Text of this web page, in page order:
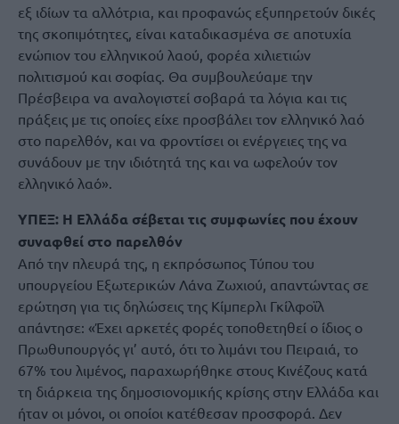
εξ ιδίων τα αλλότρια, και προφανώς εξυπηρετούν δικές
της σκοπιμότητες, είναι καταδικασμένα σε αποτυχία
ενώπιον του ελληνικού λαού, φορέα χιλιετιών
πολιτισμού και σοφίας. Θα συμβουλεύαμε την
Πρέσβειρα να αναλογιστεί σοβαρά τα λόγια και τις
πράξεις με τις οποίες είχε προσβάλει τον ελληνικό λαό
στο παρελθόν, και να φροντίσει οι ενέργειες της να
συνάδουν με την ιδιότητά της και να ωφελούν τον
ελληνικό λαό».
ΥΠΕΞ: Η Ελλάδα σέβεται τις συμφωνίες που έχουν
συναφθεί στο παρελθόν
Από την πλευρά της, η εκπρόσωπος Τύπου του
υπουργείου Εξωτερικών Λάνα Ζωχιού, απαντώντας σε
ερώτηση για τις δηλώσεις της Κίμπερλι Γκίλφοϊλ
απάντησε: «Έχει αρκετές φορές τοποθετηθεί ο ίδιος ο
Πρωθυπουργός γι’ αυτό, ότι το λιμάνι του Πειραιά, το
67% του λιμένος, παραχωρήθηκε στους Κινέζους κατά
τη διάρκεια της δημοσιονομικής κρίσης στην Ελλάδα και
ήταν οι μόνοι, οι οποίοι κατέθεσαν προσφορά. Δεν